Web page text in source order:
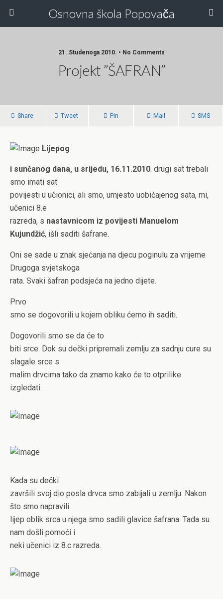
Osnovna škola Popovača
21. Studenoga 2010. • No Comments
Projekt ”ŠAFRAN”
Share Tweet Pin Mail SMS
Lijepog
i sunčanog dana, u srijedu, 16.11.2010. drugi sat trebali
smo imati sat
povijesti u učionici, ali smo, umjesto uobičajenog sata, mi,
učenici 8.e
razreda, s nastavnicom iz povijesti Manuelom
Kujundžić, išli saditi šafrane.
Oni se sade u znak sjećanja na djecu poginulu za vrijeme
Drugoga svjetskoga
rata. Svaki šafran podsjeća na jedno dijete.
Prvo
smo se dogovorili u kojem obliku ćemo ih saditi.
Dogovorili smo se da će to
biti srce. Dok su dečki pripremali zemlju za sadnju cure su
slagale srce s
malim drvcima tako da znamo kako će to otprilike
izgledati.
Kada su dečki
završili svoj dio posla drvca smo zabijali u zemlju. Nakon
što smo napravili
lijep oblik srca u njega smo sadili glavice šafrana. Tada su
nam došli pomoći i
neki učenici iz 8.c razreda.